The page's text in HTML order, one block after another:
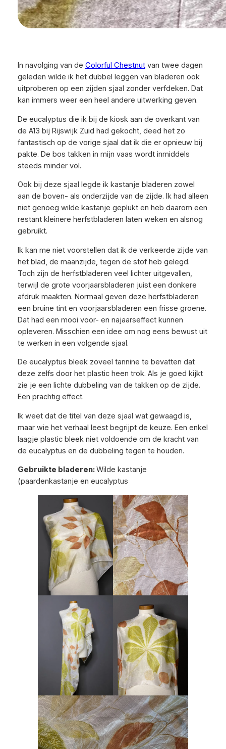
In navolging van de Colorful Chestnutvan twee dagen
geleden wilde ik het dubbel leggen van bladeren ook
uitproberen op een zijden sjaal zonder verfdeken. Dat
kan immers weer een heel andere uitwerking geven.
De eucalyptus die ik bij de kiosk aan de overkant van
de A13 bij Rijswijk Zuid had gekocht, deed het zo
fantastisch op de vorige sjaal dat ik die er opnieuw bij
pakte. De bos takken in mijn vaas wordt inmiddels
steeds minder vol.
Ook bij deze sjaal legde ik kastanje bladeren zowel
aan de boven- als onderzijde van de zijde. Ik had alleen
niet genoeg wilde kastanje geplukt en heb daarom een
restant kleinere herfstbladeren laten weken en alsnog
gebruikt.
Ik kan me niet voorstellen dat ik de verkeerde zijde van
het blad, de maanzijde, tegen de stof heb gelegd.
Toch zijn de herfstbladeren veel lichter uitgevallen,
terwijl de grote voorjaarsbladeren juist een donkere
afdruk maakten. Normaal geven deze herfstbladeren
een bruine tint en voorjaarsbladeren een frisse groene.
Dat had een mooi voor- en najaarseffect kunnen
opleveren. Misschien een idee om nog eens bewust uit
te werken in een volgende sjaal.
De eucalyptus bleek zoveel tannine te bevatten dat
deze zelfs door het plastic heen trok. Als je goed kijkt
zie je een lichte dubbeling van de takken op de zijde.
Een prachtig effect.
Ik weet dat de titel van deze sjaal wat gewaagd is,
maar wie het verhaal leest begrijpt de keuze. Een enkel
laagje plastic bleek niet voldoende om de kracht van
de eucalyptus en de dubbeling tegen te houden.
Gebruikte bladeren:Wilde kastanje
(paardenkastanje en eucalyptus